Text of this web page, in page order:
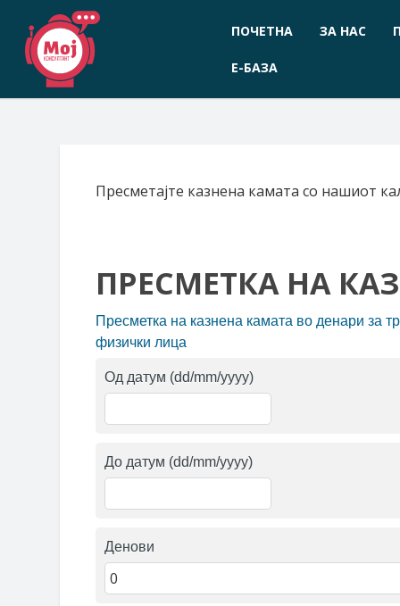
Прескокнете
содржината
ПОЧЕТНА ЗА НАС
Е-БАЗА
Пресметајте казнена камата со нашиот
ПРЕСМЕТКА НА
Пресметка на казнена камата во денари за
физички лица
Од датум (dd/mm/yyyy)
До датум (dd/mm/yyyy)
Денови